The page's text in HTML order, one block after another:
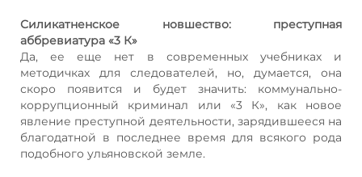
Силикатненское новшество: преступная
аббревиатура «3 К»
Да, ее еще нет в современных учебниках и
методичках для следователей, но, думается, она
скоро появится и будет значить: коммунально-
коррупционный криминал или «3 К», как новое
явление преступной деятельности, зарядившееся на
благодатной в последнее время для всякого рода
подобного ульяновской земле.